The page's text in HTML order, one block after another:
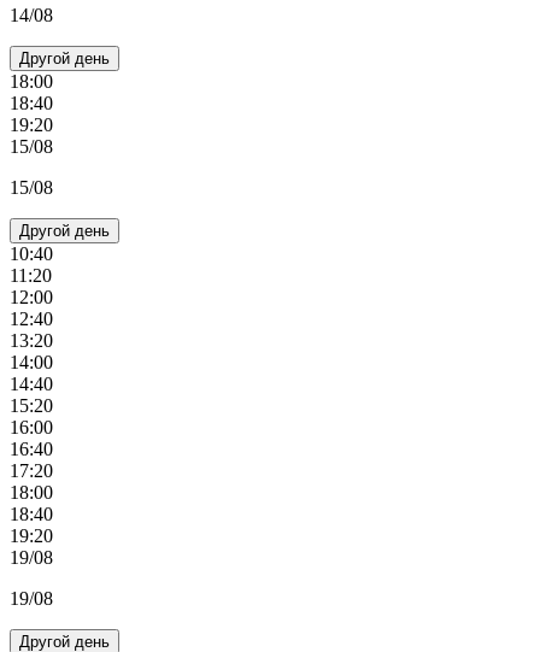
14/08
Другой день
18:00
18:40
19:20
15/08
15/08
Другой день
10:40
11:20
12:00
12:40
13:20
14:00
14:40
15:20
16:00
16:40
17:20
18:00
18:40
19:20
19/08
19/08
Другой день